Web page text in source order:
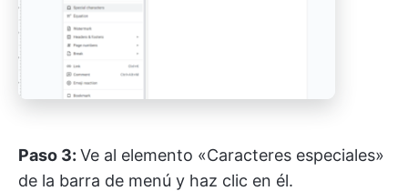
Paso 3: Ve al elemento «Caracteres especiales»
de la barra de menú y haz clic en él.